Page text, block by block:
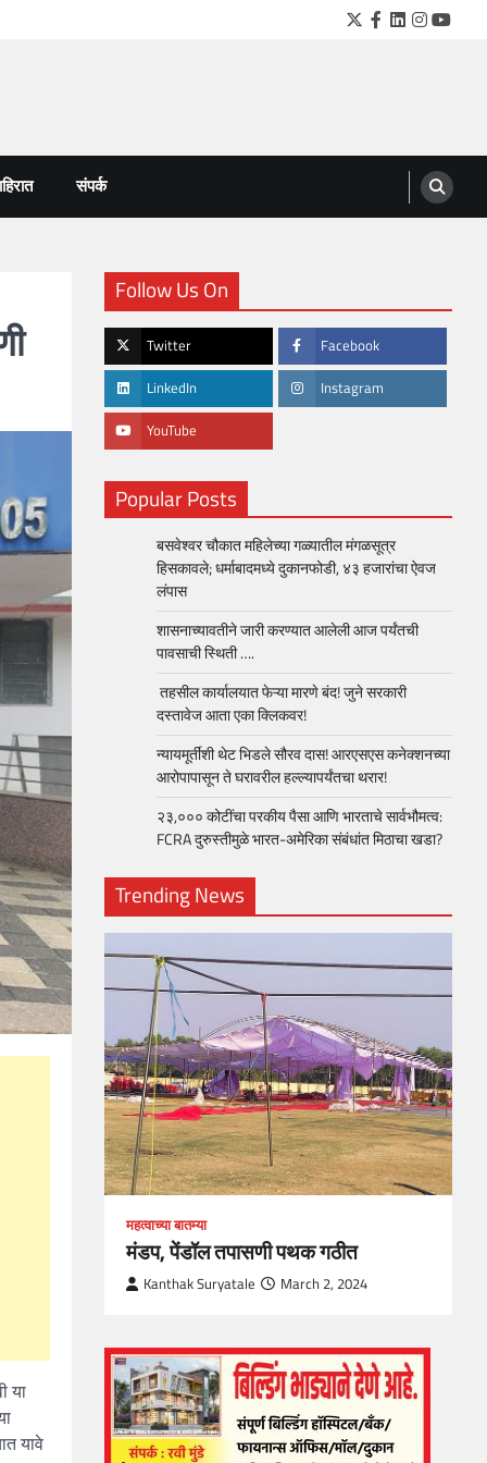
Twitter
Facebook
LinkedIn
संपर्क
या
यावे
Follow Us On
Twitter Facebook
LinkedIn Instagram
YouTube
Popular Posts
बसवेश्वर चौकात महिलेच्या गळ्यातील मंगळसूत्र
हिसकावले; धर्माबादमध्ये दुकानफोडी, ४३ हजारांचा ऐवज
लंपास
शासनाच्यावतीने जारी करण्यात आलेली आज पर्यंतची
पावसाची स्थिती ….
तहसील कार्यालयात फेऱ्या मारणे बंद! जुने सरकारी
दस्तावेज आता एका क्लिकवर!
न्यायमूर्तींशी थेट भिडले सौरव दास! आरएसएस कनेक्शनच्या
आरोपापासून ते घरावरील हल्ल्यापर्यंतचा थरार!
२३,००० कोटींचा परकीय पैसा आणि भारताचे सार्वभौमत्व:
FCRA दुरुस्तीमुळे भारत-अमेरिका संबंधांत मिठाचा खडा?
Trending News
Skills
महत्वाच्या बातम्या
मंडप, पेंडॉल तपासणी पथक गठीत
Kanthak Suryatale March 2, 2024